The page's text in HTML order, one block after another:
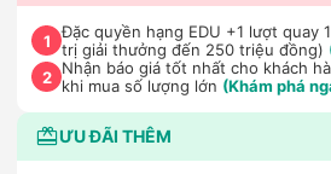
1
Đặc quyền hạng EDU +1 lượt quay
trị giải thưởng đến 250 triệu đồng)
2 Nhận báo giá tốt nhất cho khách
khi mua số lượng lớn (Khám phá
ƯU ĐÃI THÊM